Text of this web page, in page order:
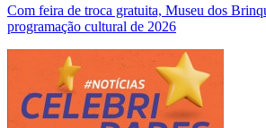
Com feira de troca gratuita, Museu dos
programação cultural de 2026